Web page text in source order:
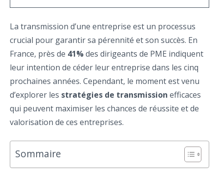
La transmission d’une entreprise est un processus
crucial pour garantir sa pérennité et son succès. En
France, près de 41%des dirigeants de PME indiquent
leur intention de céder leur entreprise dans les cinq
prochaines années. Cependant, le moment est venu
d’explorer les stratégies de transmission efficaces
qui peuvent maximiser les chances de réussite et de
valorisation de ces entreprises.
Sommaire